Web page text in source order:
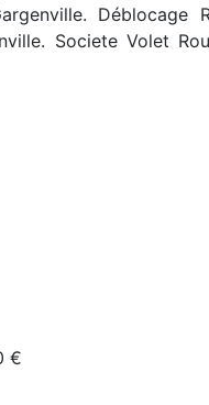
Déblocage
Societe Volet
€